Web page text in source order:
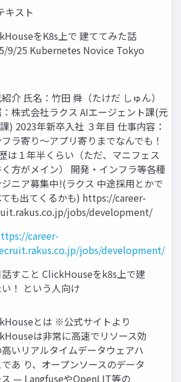
キスト
をK8s上で 建ててみた話
9/25 Kubernetes Novice Tokyo
介 氏名：竹田 舜（たけだ しゅん）
株式会社ラクス AIエージェント課(元
) 2023年新卒入社 ３年目 仕事内容：
ラ寄り〜アプリ寄りまでなんでも！
は１年半くらい（ただ、マニフェス
く方がメイン） 開発・インフラ等各種
ニア募集中!(ラクス 中途採用とかで
も出てくるかも) https://career-
jobs/development/
career-
jobs/development/
すこと ClickHouseをk8s上で建
！ という人向け
とは ※公式サイトより
は非常に高速でリソース効
いリアルタイムデータウェアハ
あ り、オープンソースのデータ
ス — LangfuseやOpenLIT等の